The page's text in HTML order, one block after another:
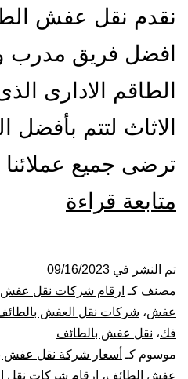
نقدم نقل عفش
افضل فريق مدرب
الطاقم الادارى
الاثاث لتتم بأفضل
ترضى جميع
متابعة قراءة
نقل
عفش
تم النشر في 09/16/2023
مصنف كـ ارقام شركات نقل عفش
عفش، شركات نقل العفش
فك، نقل عفش بالطائف
موسوم كـ أسعار شركة نقل عفش
عفش الطائف، ارقام شركات نقل